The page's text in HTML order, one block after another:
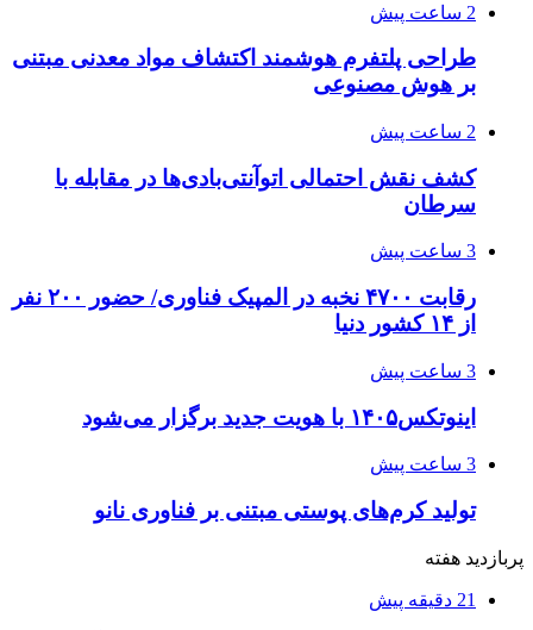
2 ساعت پیش
طراحی پلتفرم هوشمند اکتشاف مواد معدنی مبتنی
بر هوش مصنوعی
2 ساعت پیش
کشف نقش احتمالی اتوآنتی‌بادی‌ها در مقابله با
سرطان
3 ساعت پیش
رقابت ۴۷۰۰ نخبه در المپیک فناوری/ حضور ۲۰۰ نفر
از ۱۴ کشور دنیا
3 ساعت پیش
اینوتکس۱۴۰۵ با هویت جدید برگزار می‌شود
3 ساعت پیش
تولید کرم‌های پوستی مبتنی بر فناوری نانو
پربازدید هفته
21 دقیقه پیش